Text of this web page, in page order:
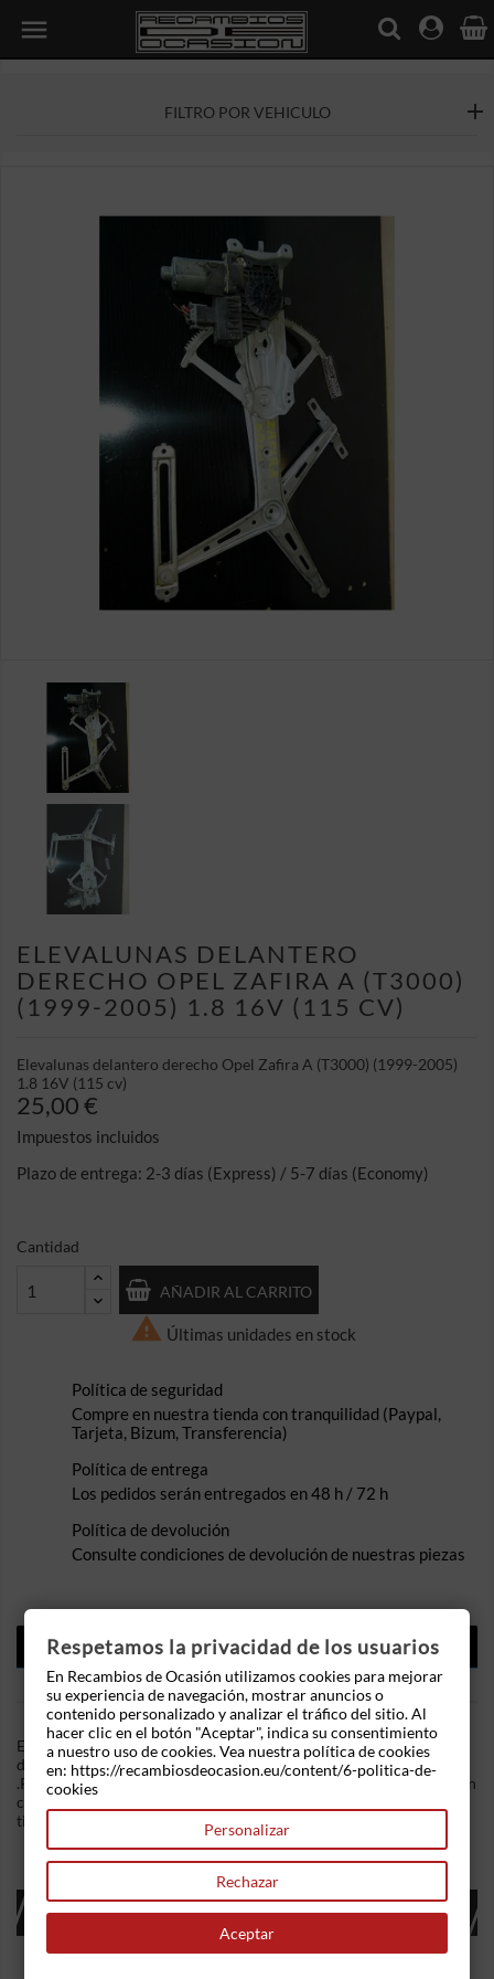

FILTRO POR VEHICULO
ELEVALUNAS DELANTERO
DERECHO OPEL ZAFIRA A (T3000)
(1999-2005) 1.8 16V (115 CV)
Elevalunas delantero derecho Opel Zafira A (T3000) (1999-2005)
1.8 16V (115 cv)
25,00 €
Impuestos incluidos
Plazo de entrega: 2-3 días (Express) / 5-7 días (Economy)
Cantidad
AÑADIR AL CARRITO
 Últimas unidades en stock
Política de seguridad
Compre en nuestra tienda con tranquilidad (Paypal,
Tarjeta, Bizum, Transferencia)
Política de entrega
Los pedidos serán entregados en 48 h / 72 h
Política de devolución
Consulte condiciones de devolución de nuestras piezas
DESCRIPCIÓN
DETALLES DEL PRODUCTO
En Recambios de Ocasion disponemos de Elevalunas delantero
derecho Opel Zafira A (T3000) (1999-2005) 1.8 16V (115 cv)
.Referencia Interna: 03211458306234. Mecanismo eléctrico con
conector de 5 cables. Ademas, disponemos de mas recambios, si
tiene cualquier duda consultenos.
16 OTROS PRODUCTOS EN LA MISMA
CATEGORÍA:
Respetamos la privacidad de los usuarios
En Recambios de Ocasión utilizamos cookies para mejorar
su experiencia de navegación, mostrar anuncios o
contenido personalizado y analizar el tráfico del sitio. Al
hacer clic en el botón "Aceptar", indica su consentimiento
a nuestro uso de cookies. Vea nuestra política de cookies
en: https://recambiosdeocasion.eu/content/6-politica-de-
cookies
Personalizar
Rechazar
Aceptar